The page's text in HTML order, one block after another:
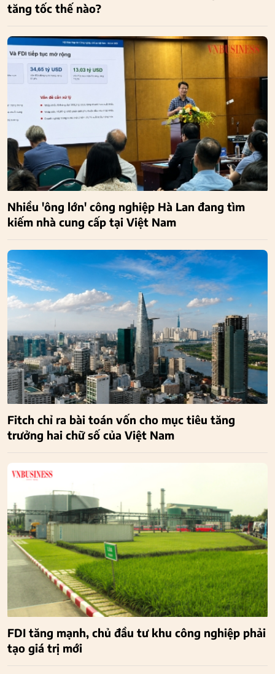
tăng tốc thế nào?
Nhiều 'ông lớn' công nghiệp Hà Lan đang tìm
kiếm nhà cung cấp tại Việt Nam
Fitch chỉ ra bài toán vốn cho mục tiêu tăng
trưởng hai chữ số của Việt Nam
FDI tăng mạnh, chủ đầu tư khu công nghiệp phải
tạo giá trị mới